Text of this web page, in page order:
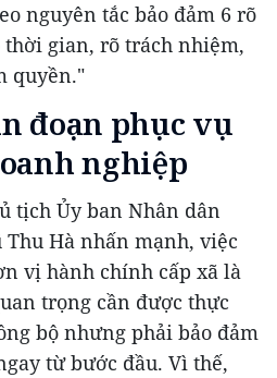
nguyên tắc bảo đảm 6 rõ
gian, rõ trách nhiệm,
quyền."
đoạn phục vụ
nghiệp
tịch Ủy ban Nhân dân
Hà nhấn mạnh, việc
vị hành chính cấp xã là
trọng cần được thực
bộ nhưng phải bảo đảm
từ bước đầu. Vì thế,